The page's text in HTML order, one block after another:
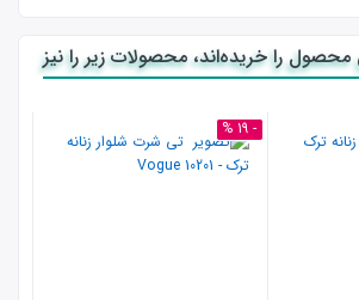
می‌شوند.
Berland Kapri Takımları
را خریده‌اند، محصولات زیر را نیز
- 19 %